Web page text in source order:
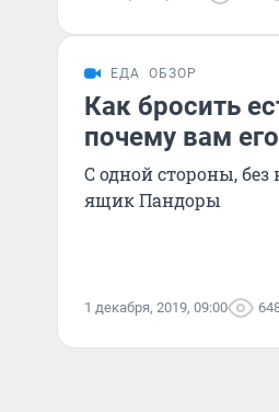
ЕДА ОБЗОР
Как бросить
почему вам
С одной стороны, без
ящик Пандоры
1 декабря, 2019, 09:00